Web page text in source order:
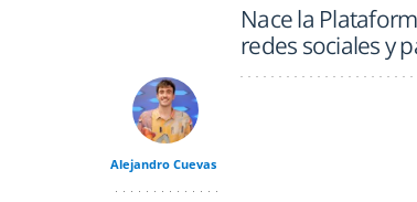
Nace la
redes sociales y
Alejandro Cuevas